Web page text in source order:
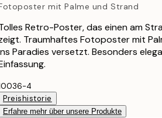
mit Palme und Strand
Retro-Poster, das einen am
Traumhaftes Fotoposter mit
Paradies versetzt. Besonders
4
Preishistorie
Erfahre mehr über unsere Produkte